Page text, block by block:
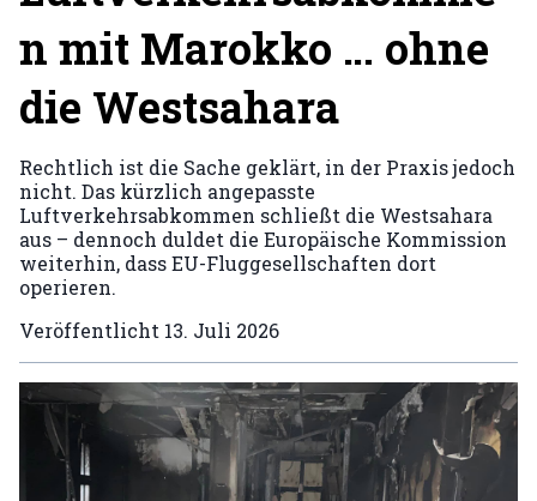
n mit Marokko … ohne
die Westsahara
Rechtlich ist die Sache geklärt, in der Praxis jedoch
nicht. Das kürzlich angepasste
Luftverkehrsabkommen schließt die Westsahara
aus – dennoch duldet die Europäische Kommission
weiterhin, dass EU-Fluggesellschaften dort
operieren.
Veröffentlicht 13. Juli 2026